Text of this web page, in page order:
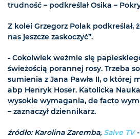
trudność – podkreślał Osika –
Z kolei Grzegorz Polak podkreślał,
nas jeszcze zaskoczyć”.
- Cokolwiek weźmie się
świeżością porannej rosy. Trzeba
sumienia z Jana Pawła II, o której
abp Henryk Hoser. Katolicka
wysokie wymagania, de facto
– zaznaczył dziennikarz.
źródło: Karolina Zaremba, Salve TV-